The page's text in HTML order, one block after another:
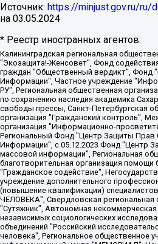
Источник: https://minjust.gov.ru/ru/
на 03.05.2024
* Реестр иностранных агентов:
Калининградская региональная общественная организация "Экозащита!-Женсовет", Фонд содействия защите прав и свобод граждан "Общественный вердикт", Фонд "Институт Развития Свободы Информации", Частное учреждение "Информационное агентство МЕМО. РУ", Региональная общественная организация "Общественная комиссия по сохранению наследия академика Сахарова", Фонд поддержки свободы прессы, Санкт-Петербургская общественная правозащитная организация "Гражданский контроль", Межрегиональная общественная организация "Информационно-просветительский центр "Мемориал", Региональный Фонд "Центр Защиты Прав Средств Массовой Информации", с 05.12.2023 Фонд "Центр Защиты Прав Средств массовой информации", Региональная общественная благотворительная организация помощи беженцам и мигрантам "Гражданское содействие", Негосударственное образовательное учреждение дополнительного профессионального образования (повышение квалификации) специалистов "АКАДЕМИЯ ПО ПРАВАМ ЧЕЛОВЕКА", Свердловская региональная общественная организация "Сутяжник", Автономная некоммерческая организация "Центр независимых социологических исследований", Союз общественных объединений "Российский исследовательский центр по правам человека", Региональное общественное учреждение научно-информационный центр "МЕМОРИАЛ", Некоммерческая организация "Фонд защиты гласности", Автономная некоммерческая организация "Институт прав человека", Городская общественная организация "Екатеринбургское общество "МЕМОРИАЛ", Городская общественная организация "Рязанское историко-просветительское и правозащитное общество "Мемориал" (Рязанский Мемориал), Челябинский региональный орган общественной самодеятельности – женское общественное объединение "Женщины Евразии", Челябинский региональный орган общественной самодеятельности "Уральская правозащитная группа", Фонд содействия защите здоровья и социальной справедливости имени Андрея Рылькова, Автономная Некоммерческая Организация "Аналитический Центр Юрия Левады", Автономная некоммерческая организация социальной поддержки населения "Проект Апрель", Региональная общественная организация помощи женщинам и детям, находящимся в кризисной ситуации "Информационно-методический центр "Анна", Фонд содействия развитию массовых коммуникаций и правовому просвещению "Так-так-Так", Фонд содействия устойчивому развитию "Серебряная тайга", Свердловский региональный общественный фонд социальных проектов "Новое время", "Idel.Реалии", Кавказ.Реалии, Крым.Реалии, Телеканал Настоящее Время, Татаро-башкирская служба Радио Свобода (Azatliq Radiosi), Радио Свободная Европа/Радио Свобода (PCE/PC), "Сибирь.Реалии", "Фактограф", Благотворительный фонд помощи осужденным и их семьям, Автономная некоммерческая организация "Институт глобализации и социальных движений", Фонд "В защиту прав заключенных", Частное учреждение "Центр поддержки и содействия развитию средств массовой информации", Пензенский региональный общественный благотворительный фонд "Гражданский союз", "Север.Реалии", Некоммерческая организация Фонд "Правовая инициатива", Общество с ограниченной ответственностью "Радио Свободная Европа/Радио Свобода", Чешское информационное агентство "MEDIUM-ORIENT", Красноярская региональная общественная организация "Мы против СПИДа", Камалягин Денис Николаевич, Маркелов Сергей Евгеньевич, Пономарев Лев Александрович, Савицкая Людмила Алексеевна, Автономная некоммерческая организация "Центр по работе с проблемой насилия "НАСИЛИЮ.НЕТ", Межрегиональный профессиональный союз работников здравоохранения "Альянс врачей", Юридическое лицо, зарегистрированное в Латвийской Республике, SIA "Medusa Project" (регистрационный номер 40103797863, дата регистрации 10.06.2014), Некоммерческая организация "Фонд по борьбе с коррупцией", Автономная некоммерческая организация "Институт права и публичной политики", Баданин Роман Сергеевич, Гликин Максим Александрович, Железнова Мария Михайловна, Лукьянова Юлия Сергеевна, Маетная Елизавета Витальевна, Маняхин Петр Борисович, Чуракова Ольга Владимировна, Ярош Юлия Петровна, Юридическое лицо "The Insider SIA", зарегистрированное в Риге, Латвийская Республика (дата регистрации 26.06.2015), являющееся администратором доменного имени интернет-издания "The Insider SIA", https://theins.ru, Постернак Алексей Евгеньевич, Рубин Михаил Аркадьевич, Анин Роман Александрович, Юридическое лицо Istories fonds, зарегистрированное в Латвийской Республике (регистрационный номер 50008295751, дата регистрации 24.02.2020), Великовский Дмитрий Александрович, Долинина Ирина Николаевна, Мароховская Алеся Алексеевна, Шлейнов Роман Юрьевич, Шмагун Олеся Валентиновна, Общество с ограниченной ответственностью "Альтаир 2021", Общество с ограниченной ответственностью "Вега 2021", Общество с ограниченной ответственностью "Главный редактор 2021", Общество с ограниченной ответственностью "Ромашки монолит", Важенков Артем Валерьевич, Ивановская областная общественная организация "Центр гендерных исследований", Гурман Юрий Альбертович, Медиапроект "ОВД-Инфо", Егоров Владимир Владимирович, Жилинский Владимир Александрович, Общество с ограниченной ответственностью "ЗП", Иванова София Юрьевна, Карезина Инна Павловна, Кильтау Екатерина Викторовна, Петров Алексей Викторович, Пискунов Сергей Евгеньевич, Смирнов Сергей Сергеевич, Тихонов Михаил Сергеевич, Общество с ограниченной ответственностью "ЖУРНАЛИСТ-ИНОСТРАННЫЙ АГЕНТ", Арапова Галина Юрьевна, Вольтская Татьяна Анатольевна, Американская компания "Mason G.E.S. Anonymous Foundation" (США), являющаяся владельцем интернет-издания https://mnews.world/, Компания "Stichting Bellingcat", зарегистрированная в Нидерландах (дата регистрации 11.07.2018), Захаров Андрей Вячеславович, Клепиковская Екатерина Дмитриевна, Общество с ограниченной ответственностью "МЕМО", Перл Роман Александрович, Симонов Евгений Алексеевич, Соловьева Елена Анатольевна, Сотников Даниил Владимирович, Сурначева Елизавета Дмитриевна, Автономная некоммерческая организация по защите прав человека и информированию населения "Якутия – Наше Мнение", Общество с ограниченной ответственностью "Москоу диджитал медиа", с 26.01.2023 Общество с ограниченной ответственностью "Чайка Белые сады", Ветошкина Валерия Валерьевна, Заговора Максим Александрович, Межрегиональное общественное движение "Российская ЛГБТ - сеть", Оленичев Максим Владимирович, Павлов Иван Юрьевич, Скворцова Елена Сергеевна, Общество с ограниченной ответственностью "Как бы инагент", Кочетков Игорь Викторович, Общество с ограниченной ответственностью "Честные выборы", Еланчик Олег Александрович, Общество с ограниченной ответственностью "Нобелевский призыв", Гималова Регина Эмилевна, Григорьев Андрей Валерьевич, Григорьева Алина Александровна, Ассоциация по содействию защите прав призывников, альтернативнослужащих и военнослужащих "Правозащитная группа "Гражданин.Армия.Право", Хисамова Регина Фаритовна, Автономная некоммерческая организация по реализации социально-правовых программ "Лилит", Дальневосточное общественное движение "Маяк", Санкт-Петербургская ЛГБТ-инициативная группа "Выход",